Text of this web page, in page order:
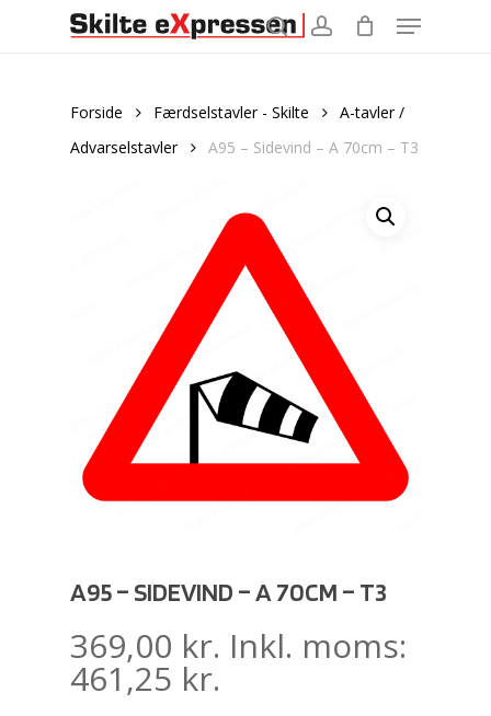
Menu
Forside Færdselstavler - Skilte
A-tavler /
Advarselstavler
A95 – Sidevind – A 70cm – T3
A95 – SIDEVIND – A 70CM – T3
369,00 kr. Inkl. moms:
461,25 kr.